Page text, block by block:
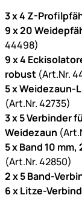
3 x 4 Z-
9 x 20
44498)
9 x 4
robust (Art.Nr.
5 x Weidezaun-
(Art.Nr. 42735)
3 x 5 Verbinder
Weidezaun
5 x Band 10
(Art.Nr. 42850)
2 x 5 Band-
6 x Litze-